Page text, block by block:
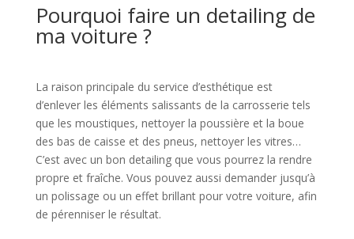
Pourquoi faire un detailing de
ma voiture ?
La raison principale du service d’esthétique est
d’enlever les éléments salissants de la carrosserie tels
que les moustiques, nettoyer la poussière et la boue
des bas de caisse et des pneus, nettoyer les vitres…
C’est avec un bon detailing que vous pourrez la rendre
propre et fraîche. Vous pouvez aussi demander jusqu’à
un polissage ou un effet brillant pour votre voiture, afin
de pérenniser le résultat.